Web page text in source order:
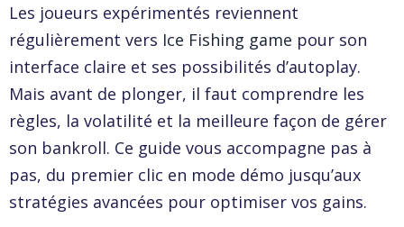
Les joueurs expérimentés reviennent
régulièrement vers Ice Fishing game pour son
interface claire et ses possibilités d’autoplay.
Mais avant de plonger, il faut comprendre les
règles, la volatilité et la meilleure façon de gérer
son bankroll. Ce guide vous accompagne pas à
pas, du premier clic en mode démo jusqu’aux
stratégies avancées pour optimiser vos gains.